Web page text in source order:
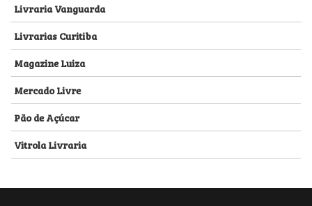
Livraria Vanguarda
Livrarias Curitiba
Magazine Luiza
Mercado Livre
Pão de Açúcar
Vitrola Livraria